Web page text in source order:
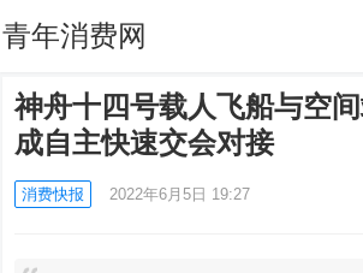
青年消费网
神舟十四号载人飞船与空
成自主快速交会对接
消费快报 2022年6月5日 19:27